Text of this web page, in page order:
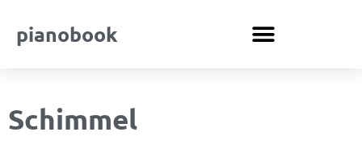
pianobook
Schimmel